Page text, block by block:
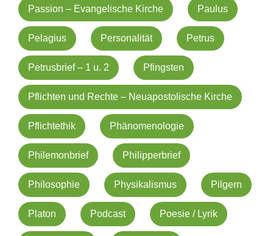
Passion – Evangelische Kirche Paulus
Pelagius Personalität Petrus
Petrusbrief – 1 u. 2 Pfingsten
Pflichten und Rechte – Neuapostolische Kirche
Pflichtethik Phänomenologie
Philemonbrief Philipperbrief
Philosophie Physikalismus Pilgern
Platon Podcast Poesie / Lyrik